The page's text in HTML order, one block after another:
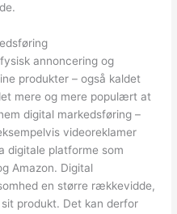
annoncering og
produkter – også kaldet
mere og mere populært at
digital markedsføring –
videoreklamer
digitale platforme som
Amazon. Digital
en større rækkevidde,
produkt. Det kan derfor